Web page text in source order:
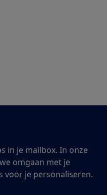
in je mailbox. In onze
omgaan met je
voor je personaliseren.